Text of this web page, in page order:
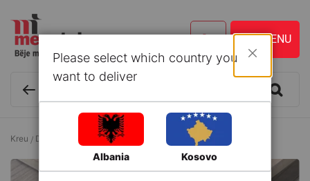
Kreu Druri dhe Zdrukthtari Lëndë zdrukthtarie Panele Melamine
Please select which country you
want to deliver
Albania Kosovo